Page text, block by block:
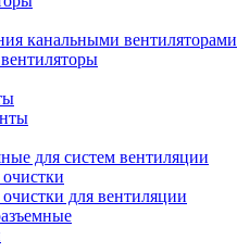
канальными вентиляторами
для систем вентиляции
для вентиляции